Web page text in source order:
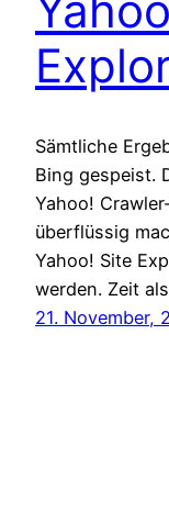
Sämtliche
Bing gespeist.
Yahoo!
überflüssig
Yahoo! Site
werden. Zeit
21. November,